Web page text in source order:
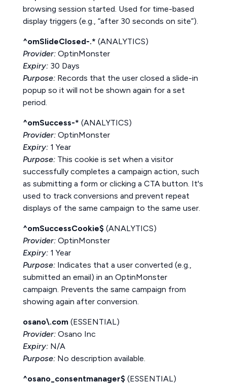
browsing session started. Used for time-based
display triggers (e.g., “after 30 seconds on site”).
^omSlideClosed-.* (ANALYTICS)
Provider: OptinMonster
Expiry: 30 Days
Purpose: Records that the user closed a slide-in
popup so it will not be shown again for a set
period.
^omSuccess-* (ANALYTICS)
Provider: OptinMonster
Expiry: 1 Year
Purpose: This cookie is set when a visitor
successfully completes a campaign action, such
as submitting a form or clicking a CTA button. It's
used to track conversions and prevent repeat
displays of the same campaign to the same user.
^omSuccessCookie$ (ANALYTICS)
Provider: OptinMonster
Expiry: 1 Year
Purpose: Indicates that a user converted (e.g.,
submitted an email) in an OptinMonster
campaign. Prevents the same campaign from
showing again after conversion.
osano\.com (ESSENTIAL)
Provider: Osano Inc
Expiry: N/A
Purpose: No description available.
^osano_consentmanager$ (ESSENTIAL)